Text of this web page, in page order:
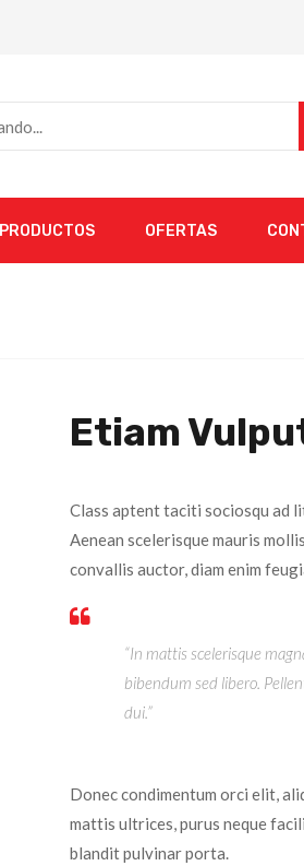
PRODUCTOS OFERTAS
Etiam
Class aptent taciti sociosqu ad
Aenean scelerisque mauris
convallis auctor, diam enim
“In mattis scelerisque
bibendum sed libero.
dui.”
Donec condimentum orci elit,
mattis ultrices, purus neque
blandit pulvinar porta.